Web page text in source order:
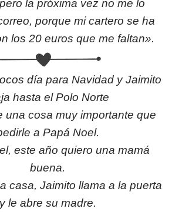
la próxima vez no me lo
porque mi cartero se ha
los 20 euros que me faltan».
día para Navidad y Jaimito
hasta el Polo Norte
una cosa muy importante que
a Papá Noel.
este año quiero una mamá
buena.
casa, Jaimito llama a la puerta
y le abre su madre.